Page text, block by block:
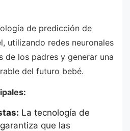
de predicción de
utilizando redes neuronales
de los padres y generar una
del futuro bebé.
La tecnología de
que las